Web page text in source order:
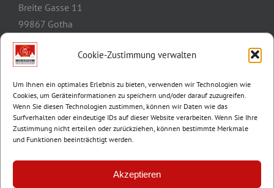
Cookie-Zustimmung verwalten
Um Ihnen ein optimales Erlebnis zu bieten, verwenden wir Technologien wie
Cookies, um Geräteinformationen zu speichern und/oder darauf zuzugreifen.
Wenn Sie diesen Technologien zustimmen, können wir Daten wie das
Surfverhalten oder eindeutige IDs auf dieser Website verarbeiten. Wenn Sie Ihre
Zustimmung nicht erteilen oder zurückziehen, können bestimmte Merkmale
und Funktionen beeinträchtigt werden.
Akzeptieren
Breite Gasse 11
99867 Gotha
Telefon:
E-Mail:
info@wbg-gotha.de